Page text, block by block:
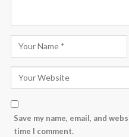
Save my name, email, and
time I comment.